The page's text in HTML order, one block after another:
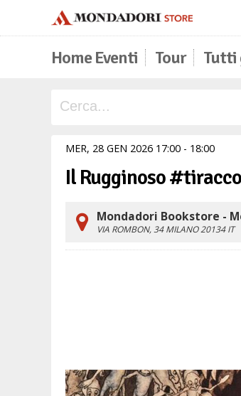
Home Eventi Tour Tutti
MER, 28 GEN 2026 1700 - 1800
Il Rugginoso
Mondadori Bookstore -
VIA ROMBON, 34MILANO20134 IT